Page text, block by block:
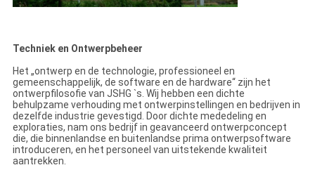
Techniek en Ontwerpbeheer
Het „ontwerp en de technologie, professioneel en
gemeenschappelijk, de software en de hardware“ zijn het
ontwerpfilosofie van JSHG `s. Wij hebben een dichte
behulpzame verhouding met ontwerpinstellingen en bedrijven in
dezelfde industrie gevestigd. Door dichte mededeling en
exploraties, nam ons bedrijf in geavanceerd ontwerpconcept
die, die binnenlandse en buitenlandse prima ontwerpsoftware
introduceren, en het personeel van uitstekende kwaliteit
aantrekken.